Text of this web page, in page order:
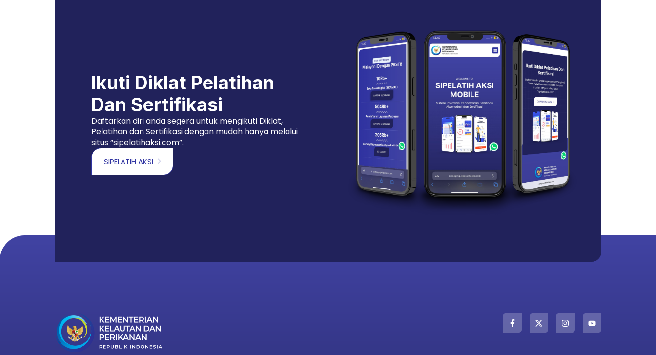
Ikuti Diklat Pelatihan
Dan Sertifikasi
Daftarkan diri anda segera untuk mengikuti Diklat,
Pelatihan dan Sertifikasi dengan mudah hanya melalui
situs “sipelatihaksi.com”.
SIPELATIH AKSI